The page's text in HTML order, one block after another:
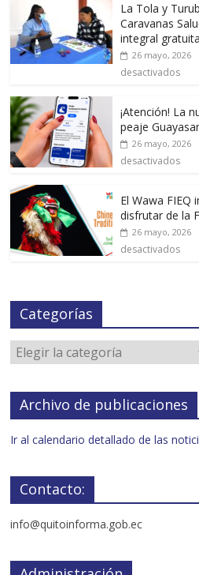
La Tola y
Caravanas
integral gratuita
26 mayo, 2026
desactivados
¡Atención! La
peaje
26 mayo, 2026
desactivados
El Wawa FIEQ
disfrutar de la
26 mayo, 2026
desactivados
Categorías
Archivo de publicaciones
Ir al calendario detallado de las
Contacto:
info@quitoinforma.gob.ec